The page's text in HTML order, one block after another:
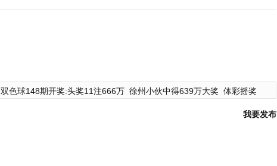
双色球148期开奖:头奖11注666万 徐州小伙中得639万大奖 体彩摇奖
我要发布